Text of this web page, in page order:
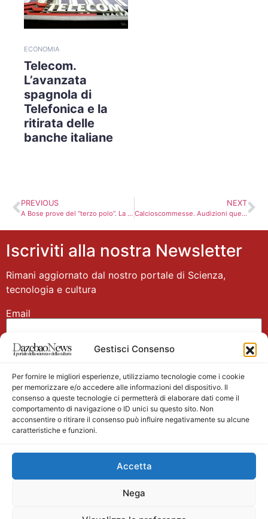
Gestisci Consenso
Per fornire le migliori esperienze, utilizziamo tecnologie come i cookie
per memorizzare e/o accedere alle informazioni del dispositivo. Il
consenso a queste tecnologie ci permetterà di elaborare dati come il
comportamento di navigazione o ID unici su questo sito. Non
acconsentire o ritirare il consenso può influire negativamente su alcune
caratteristiche e funzioni.
Accetta
Nega
ECONOMIA
Telecom.
L’avanzata
spagnola di
Telefonica e la
ritirata delle
banche italiane
PREVIOUS
A Bose prove del “terzo polo”. La strana “economia” del PD
NEXT
Calcioscommesse. Audizioni questa mattina in Federcalcio
Iscriviti alla nostra Newsletter
Rimani aggiornato dal nostro portale di Scienza,
tecnologia e cultura
Email
Nome
Main partner